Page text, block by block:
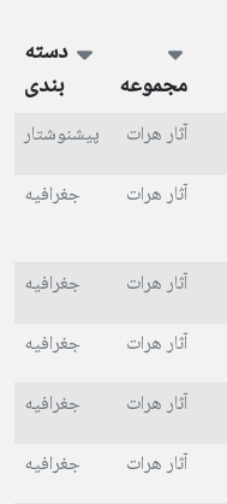
مجموعه
دسته
بندی
آثار هرات
پیشنوشتار
آثار هرات جغرافیه
آثار هرات
جغرافیه
آثار هرات
جغرافیه
آثار هرات
جغرافیه
آثار هرات
جغرافیه